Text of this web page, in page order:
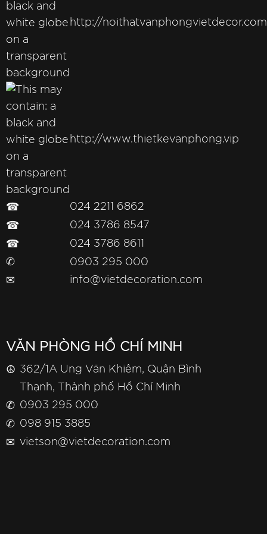
http://
http://www.thietkevanphong.vip
☎ 024 2211 6862
☎ 024 3786 8547
☎
024 3786 8611
✆
0903 295 000
✉ info@vietdecoration.com
VĂN PHÒNG HỒ CHÍ MINH
☮ 362/1A Ung Văn Khiêm, Quận Bình
Thạnh, Thành phố Hồ Chí Minh
✆ 0903 295 000
✆ 098 915 3885
✉ vietson@vietdecoration.com